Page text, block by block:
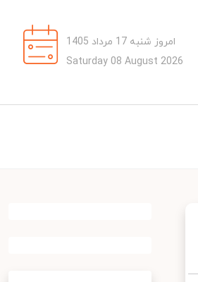
امروز شنبه 17 مرداد 1405
Saturday 08 August 2026